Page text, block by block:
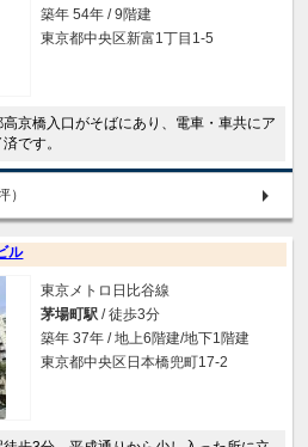
築年 54年 / 9階建
東京都中央区新富1丁目1-5
京橋入口がそばにあり、電車・車共にア
です。
）
ル
東京メトロ日比谷線
茅場町駅 / 徒歩3分
築年 37年 / 地上6階建/地下1階建
東京都中央区日本橋兜町17-2